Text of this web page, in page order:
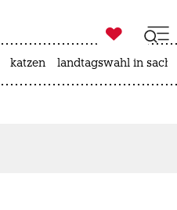

taz zahl ich
katzen landtagswahl in